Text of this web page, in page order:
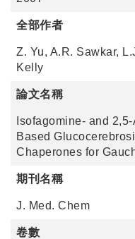
全部作者
Z. Yu, A.R. Sawkar,
Kelly
論文名稱
Isofagomine- and
Based
Chaperones for
期刊名稱
J. Med. Chem
卷數